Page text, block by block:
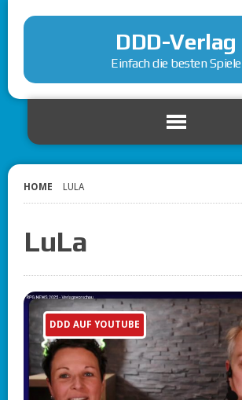
DDD-Verlag
Einfach die besten Spiele
HOME LULA
LuLa
DDD AUF YOUTUBE